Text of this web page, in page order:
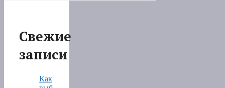
Свежие
записи
Как